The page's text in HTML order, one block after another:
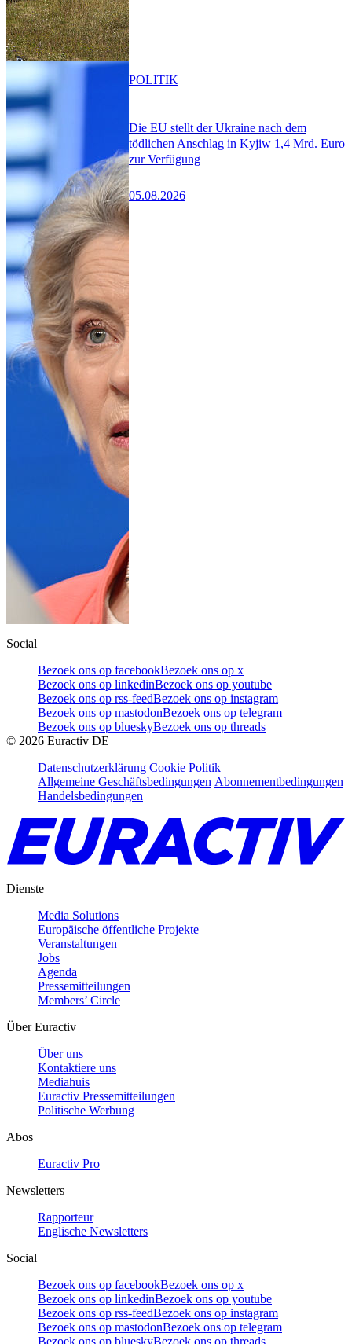
Die EU stellt der Ukraine nach dem
tödlichen Anschlag in Kyjiw 1,4 Mrd. Euro
zur Verfügung
05.08.2026
POLITIK
Social
Bezoek ons op facebookBezoek ons op x
Bezoek ons op linkedinBezoek ons op youtube
Bezoek ons op rss-feedBezoek ons op instagram
Bezoek ons op mastodonBezoek ons op telegram
Bezoek ons op blueskyBezoek ons op threads
© 2026 Euractiv DE
Datenschutzerklärung Cookie Politik
Allgemeine Geschäftsbedingungen Abonnementbedingungen
Handelsbedingungen
Dienste
Media Solutions
Europäische öffentliche Projekte
Veranstaltungen
Jobs
Agenda
Pressemitteilungen
Members’ Circle
Über Euractiv
Über uns
Kontaktiere uns
Mediahuis
Euractiv Pressemitteilungen
Politische Werbung
Abos
Euractiv Pro
Newsletters
Rapporteur
Englische Newsletters
Social
Bezoek ons op facebookBezoek ons op x
Bezoek ons op linkedinBezoek ons op youtube
Bezoek ons op rss-feedBezoek ons op instagram
Bezoek ons op mastodonBezoek ons op telegram
Bezoek ons op blueskyBezoek ons op threads